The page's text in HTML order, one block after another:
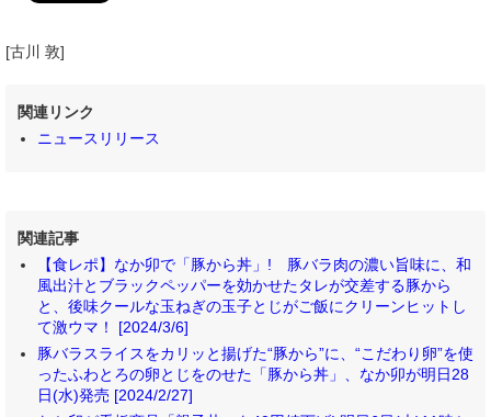
[古川 敦]
関連リンク
ニュースリリース
関連記事
【食レポ】なか卯で「豚から丼」! 豚バラ肉の濃い旨味に、和
風出汁とブラックペッパーを効かせたタレが交差する豚から
と、後味クールな玉ねぎの玉子とじがご飯にクリーンヒットし
て激ウマ！ [2024/3/6]
豚バラスライスをカリッと揚げた“豚から”に、“こだわり卵”を使
ったふわとろの卵とじをのせた「豚から丼」、なか卯が明日28
日(水)発売 [2024/2/27]